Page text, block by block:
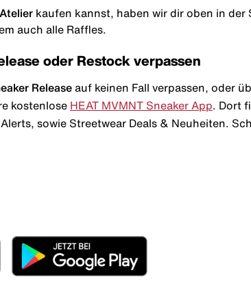
kaufen kannst, haben wir dir oben in der
auch alle Raffles.
oder Restock verpassen
Release auf keinen Fall verpassen, oder
kostenlose HEAT MVMNT Sneaker App. Dort
sowie Streetwear Deals & Neuheiten.